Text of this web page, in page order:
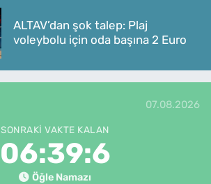
ALTAV’dan şok talep: Plaj
voleybolu için oda başına 2 Euro
07.08.2026
SONRAKI VAKTE KALAN
06:39:6
Öğle Namazı